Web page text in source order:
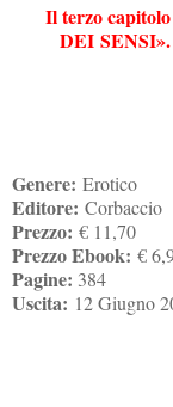
Il terzo
DEISENSI».
Genere: Erotico
Editore: Corbaccio
Prezzo: € 11,70
Prezzo Ebook: €
Pagine: 384
Uscita: 12 Giugno